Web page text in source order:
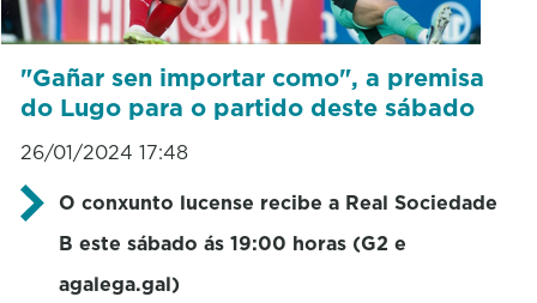
"Gañar sen importar como", a premisa
do Lugo para o partido deste sábado
26/01/2024 17:48
O conxunto lucense recibe a Real Sociedade
B este sábado ás 19:00 horas (G2 e
agalega.gal)